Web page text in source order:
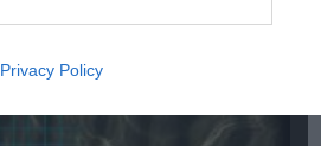
Privacy Policy